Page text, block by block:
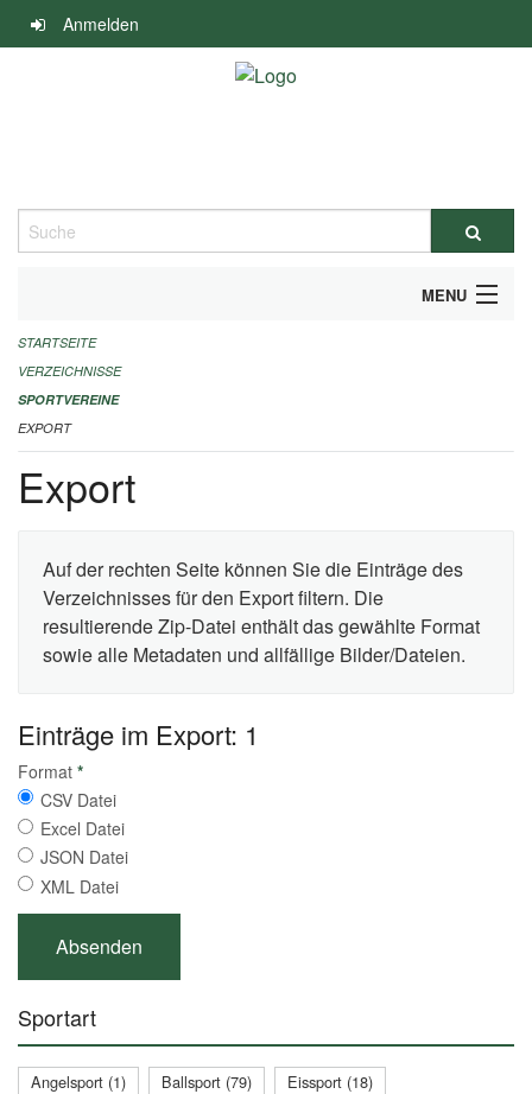
Navigation
überspringen
Anmelden
Suche
MENU
ALLGEMEINE INFORMATIONEN
FINANZIELLE UNTERSTÜTZUNG BENÖTIGT?
KONTAKT
STARTSEITE
VERZEICHNISSE
SPORTVEREINE
EXPORT
Export
Auf der rechten Seite können Sie die Einträge des
Verzeichnisses für den Export filtern. Die
resultierende Zip-Datei enthält das gewählte Format
sowie alle Metadaten und allfällige Bilder/Dateien.
Einträge im Export: 1
Format *
CSV Datei
Excel Datei
JSON Datei
XML Datei
Sportart
Angelsport (1) Ballsport (79)
Eissport (18)